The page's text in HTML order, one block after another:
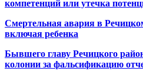
компетенций или утечка
Смертельная авария в
включая ребенка
Бывшего главу Речицкого
колонии за фальсификацию